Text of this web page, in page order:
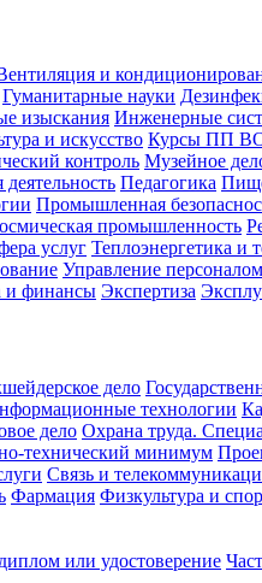
и
Гуманитарные науки
изыскания Инженерные
и искусство Курсы ПП
контроль Музейное
Педагогика
Промышленная
промышленность
услуг Теплоэнергетика и
Управление
и финансы Экспертиза
дело
технологии
дело Охрана труда.
технический минимум
Связь и
Фармация Физкультура и
или удостоверение